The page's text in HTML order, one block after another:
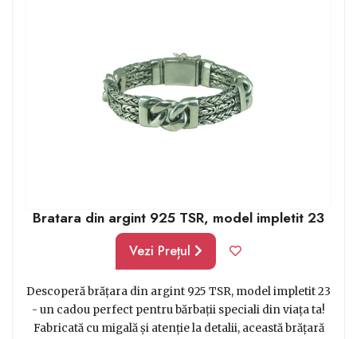
Bratara din argint 925 TSR, model impletit 23
Vezi Prețul
Descoperă brățara din argint 925 TSR, model impletit 23
- un cadou perfect pentru bărbații speciali din viața ta!
Fabricată cu migală și atenție la detalii, această brățară